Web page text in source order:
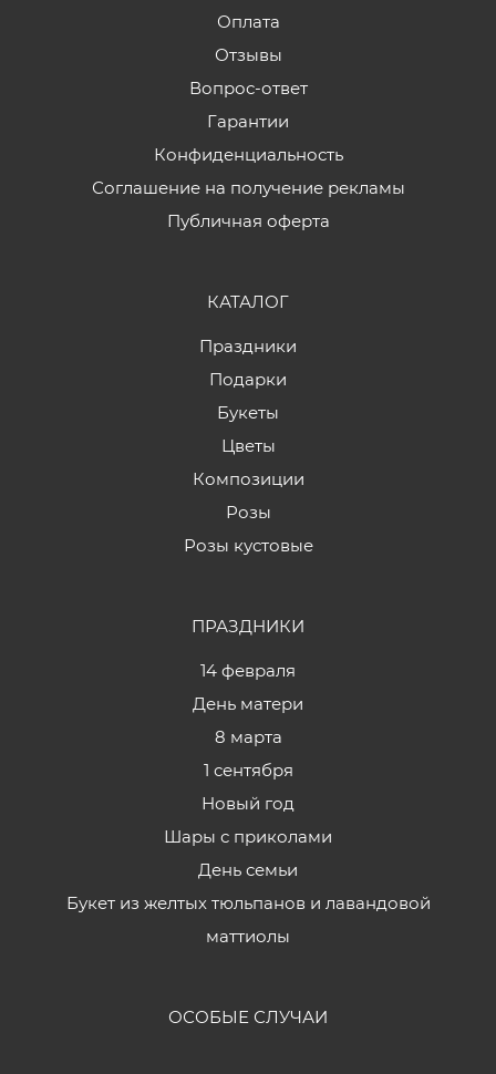
Оплата
Отзывы
Вопрос-ответ
Гарантии
Конфиденциальность
Соглашение на получение рекламы
Публичная оферта
КАТАЛОГ
Праздники
Подарки
Букеты
Цветы
Композиции
Розы
Розы кустовые
ПРАЗДНИКИ
14 февраля
День матери
8 марта
1 сентября
Новый год
Шары с приколами
День семьи
Букет из желтых тюльпанов и лавандовой
маттиолы
ОСОБЫЕ СЛУЧАИ